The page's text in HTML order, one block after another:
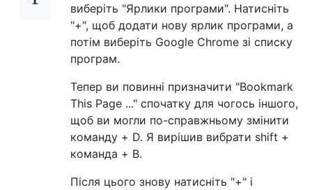
виберіть "Ярлики програми". Натисніть
"+", щоб додати нову ярлик програми, а
потім виберіть Google Chrome зі списку
програм.
Тепер ви повинні призначити "Bookmark
This Page ..." спочатку для чогось іншого,
щоб ви могли по-справжньому змінити
команду + D. Я вирішив вибрати shift +
команда + B.
Після цього знову натисніть "+" і